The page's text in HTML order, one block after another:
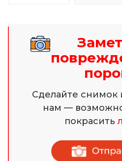
Сделайте снимок
нам —
покрасить